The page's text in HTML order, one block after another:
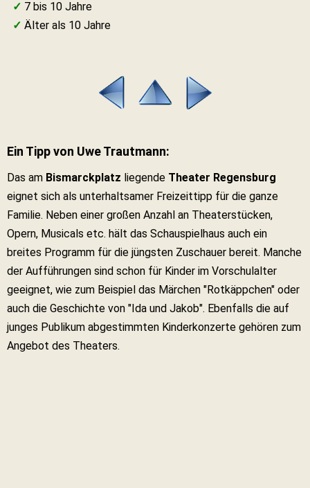
✓ 7 bis 10 Jahre
✓ Älter als 10 Jahre
Ein Tipp von Uwe Trautmann:
Das am Bismarckplatz liegende Theater Regensburg
eignet sich als unterhaltsamer Freizeittipp für die ganze
Familie. Neben einer großen Anzahl an Theaterstücken,
Opern, Musicals etc. hält das Schauspielhaus auch ein
breites Programm für die jüngsten Zuschauer bereit. Manche
der Aufführungen sind schon für Kinder im Vorschulalter
geeignet, wie zum Beispiel das Märchen "Rotkäppchen" oder
auch die Geschichte von "Ida und Jakob". Ebenfalls die auf
junges Publikum abgestimmten Kinderkonzerte gehören zum
Angebot des Theaters.